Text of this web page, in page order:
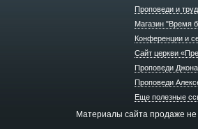
Проповеди и
Магазин "Время
Конференции и
Сайт церкви
Проповеди
Проповеди
Еще полезные
Материалы сайта продаже